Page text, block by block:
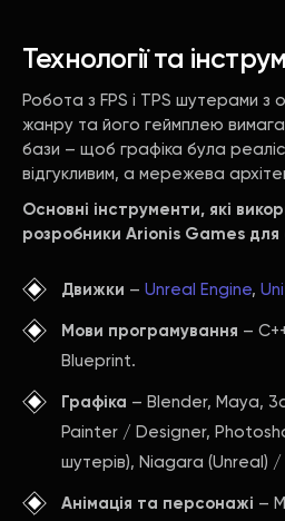
Технології та
Робота з FPS і TPS шутерами з
жанру та його геймплею
бази – щоб графіка була
відгукливим, а мережева
Основні інструменти, які
розробники Arionis Games для
Движки – Unreal Engine,
Мови програмування –
Blueprint.
Графіка – Blender, Maya,
Painter / Designer,
шутерів), Niagara (Unreal) /
Анімація та персонажі –